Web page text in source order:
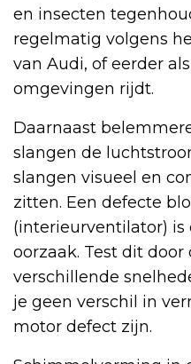
en insecten
regelmatig volgens
van Audi, of eerder
omgevingen rijdt.
Daarnaast
slangen de
slangen visueel en
zitten. Een defecte
(interieurventilator)
oorzaak. Test dit door
verschillende
je geen verschil in
motor defect zijn.